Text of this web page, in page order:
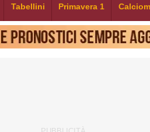
Tabellini Primavera 1